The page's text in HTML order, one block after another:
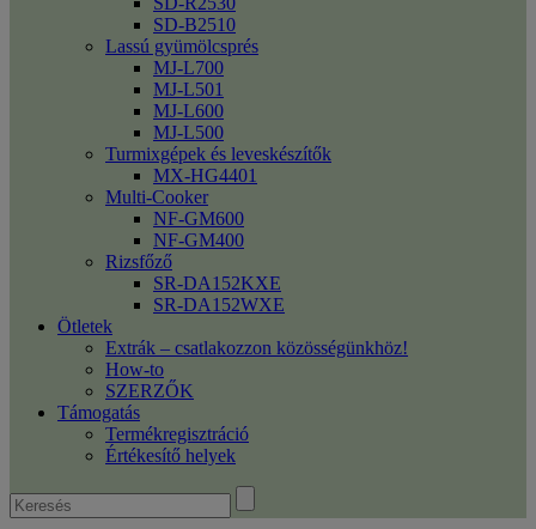
SD-B2510
Lassú gyümölcsprés
MJ-L700
MJ-L501
MJ-L600
MJ-L500
Turmixgépek és leveskészítők
MX-HG4401
Multi-Cooker
NF-GM600
NF-GM400
Rizsfőző
SR-DA152KXE
SR-DA152WXE
Ötletek
Extrák – csatlakozzon közösségünkhöz!
How-to
SZERZŐK
Támogatás
Termékregisztráció
Értékesítő helyek